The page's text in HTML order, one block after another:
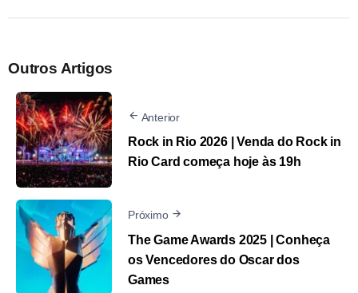
Outros Artigos
Anterior
Rock in Rio 2026 | Venda do Rock in
Rio Card começa hoje às 19h
Próximo
The Game Awards 2025 | Conheça
os Vencedores do Oscar dos
Games